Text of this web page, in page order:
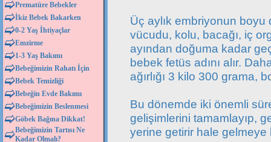
Prematüre Bebekler
İkiz Bebek Bakarken
0-2 Yaş İhtiyaçlar
Emzirme
1-3 Yaş Bakımı
Bebeğimizin Rahatı İçin
Bebek Temizliği
Bebeğin Evde Bakımı
Bebeğimizin Beslenmesi
Göbek Bağına Dikkat!
Bebeğimizin Tartısı Ne
Kadar Olmalı?
Üç aylık embriyonun boyu
vücudu, kolu, bacağı, iç
ayından doğuma kadar
bebek fetüs adını alır.
ağırlığı 3 kilo 300 grama,
Bu dönemde iki önemli
gelişimlerini tamamlayıp,
yerine getirir hale gelmeye